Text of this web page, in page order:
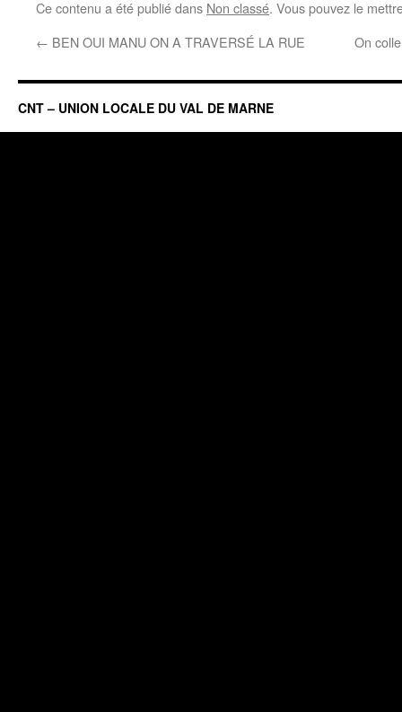
Ce contenu a été publié dans Non classé. Vous pouvez le
← BEN OUI MANU ON A TRAVERSÉ LA RUE On
CNT – UNION LOCALE DU VAL DE MARNE